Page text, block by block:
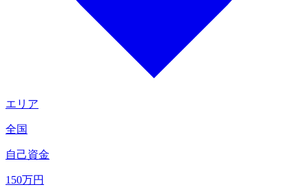
エリア
全国
自己資金
150万円